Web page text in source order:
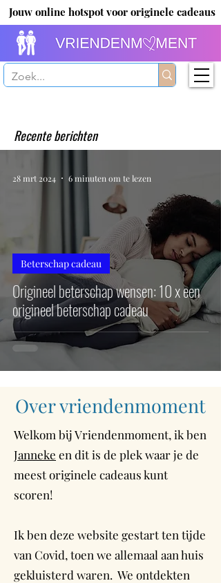
Jouw online hotspot voor originele cadeaus
Recente berichten
Origineel beterschap wensen: 10 x een
origineel beterschap cadeau
Beterschap cadeau
28 mrt 2024 6 minuten om te lezen
Over vriendenmoment
Welkom bij Vriendenmoment, ik ben
Janneke en dit is de plek waar je de
meest originele cadeaus kunt
scoren!
Ik ben deze website gestart ten tijde
van Covid, toen we allemaal aan huis
gekluisterd waren. We ontdekten